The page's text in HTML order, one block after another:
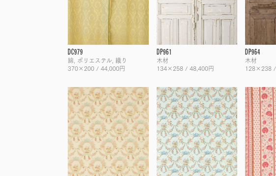
DC979
綿, ポリエステル, 織り
370×200 / 44,000円
DP961
木材
134×258 / 48,400円
DP964
木材
128×238